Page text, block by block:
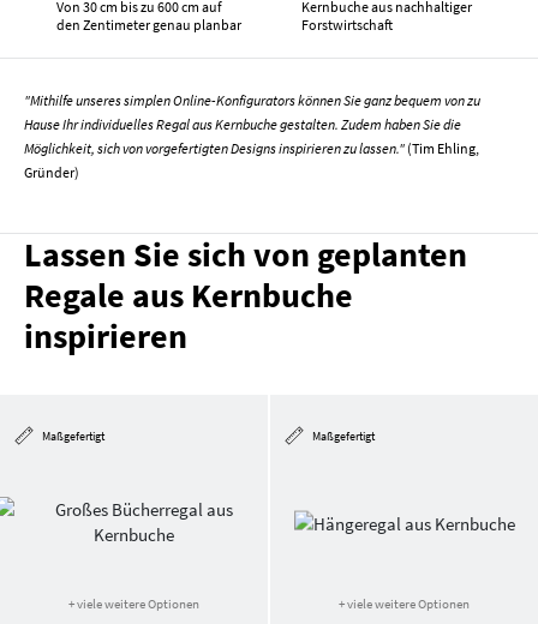
Von 30 cm bis zu 600 cm auf
den Zentimeter genau planbar
Kernbuche aus nachhaltiger
Forstwirtschaft
"Mithilfe unseres simplen Online-Konfigurators können Sie ganz bequem von zu
Hause Ihr individuelles Regal aus Kernbuche gestalten. Zudem haben Sie die
Möglichkeit, sich von vorgefertigten Designs inspirieren zu lassen." (Tim Ehling,
Gründer)
Lassen Sie sich von geplanten
Regale aus Kernbuche
inspirieren
Maßgefertigt
+ viele weitere Optionen
Maßgefertigt
+ viele weitere Optionen